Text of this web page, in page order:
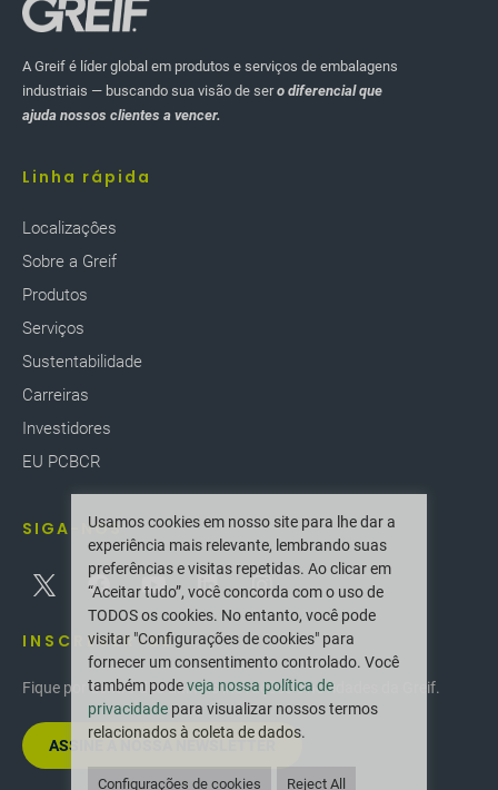
A Greif é líder global em produtos e serviços de embalagens
industriais — buscando sua visão de sero diferencial que
ajuda nossos clientes a vencer.
Linha rápida
Localizaçôes
Sobre a Greif
Produtos
Serviços
Sustentabilidade
Carreiras
Investidores
EU PCBCR
SIGA-NOS
INSCREVER-SE
Fique por dentro das últimas inovações e novidades da Greif.
ASSINE A NOSSA NEWSLETTER
Usamos cookies em nosso site para lhe dar a
experiência mais relevante, lembrando suas
preferências e visitas repetidas. Ao clicar em
“Aceitar tudo”, você concorda com o uso de
TODOS os cookies. No entanto, você pode
visitar "Configurações de cookies" para
fornecer um consentimento controlado. Você
também podeveja nossa política de
privacidade para visualizar nossos termos
relacionados à coleta de dados.
Configurações de cookies Reject All